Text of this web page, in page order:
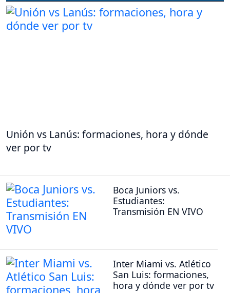
Unión vs Lanús: formaciones, hora y dónde
ver por tv
Boca Juniors vs.
Estudiantes:
Transmisión EN VIVO
Inter Miami vs. Atlético
San Luis: formaciones,
hora y dónde ver por tv